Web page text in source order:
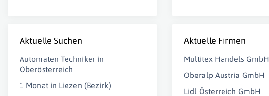
Aktuelle Suchen
Automaten Techniker in
Oberösterreich
1 Monat in Liezen (Bezirk)
Aktuelle Firmen
Multitex Handels GmbH
Oberalp Austria GmbH
Lidl Österreich GmbH